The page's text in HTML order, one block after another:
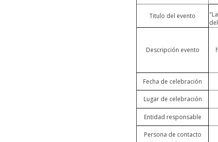
Titulo del evento
Descripción evento
Fecha de celebración
Lugar de celebración
Entidad responsable
Persona de contacto